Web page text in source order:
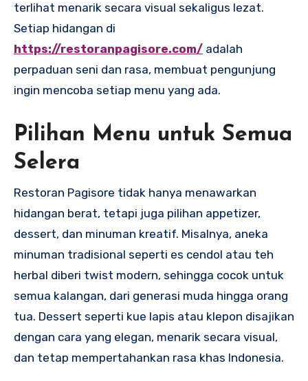
terlihat menarik secara visual sekaligus lezat.
Setiap hidangan di
https://restoranpagisore.com/ adalah
perpaduan seni dan rasa, membuat pengunjung
ingin mencoba setiap menu yang ada.
Pilihan Menu untuk Semua
Selera
Restoran Pagisore tidak hanya menawarkan
hidangan berat, tetapi juga pilihan appetizer,
dessert, dan minuman kreatif. Misalnya, aneka
minuman tradisional seperti es cendol atau teh
herbal diberi twist modern, sehingga cocok untuk
semua kalangan, dari generasi muda hingga orang
tua. Dessert seperti kue lapis atau klepon disajikan
dengan cara yang elegan, menarik secara visual,
dan tetap mempertahankan rasa khas Indonesia.